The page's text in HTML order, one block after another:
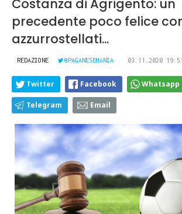
Costanza di Agrigento: un
precedente poco felice
azzurrostellati...
REDAZIONE @PAGANESEMANIA 03.11.2020 19:51
Twitter Facebook Whatsapp
Telegram Email